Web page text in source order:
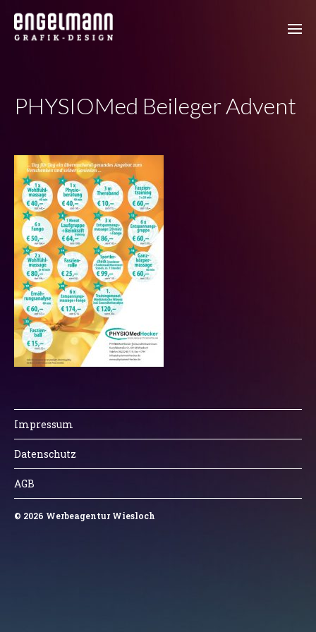
PHYSIOMed Beileger Advent
Impressum
Datenschutz
AGB
© 2026 Werbeagentur Wiesloch